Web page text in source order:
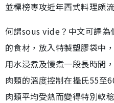
並標榜專攻近年西式料理頗
何謂sous vide？中文可譯為
的食材，放入特製塑膠袋中
用水浸煮及慢煮一段長時間
肉類的溫度控制在攝氏55至
肉類平均受熱而變得特別軟